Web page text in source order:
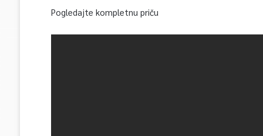
Pogledajte kompletnu priču